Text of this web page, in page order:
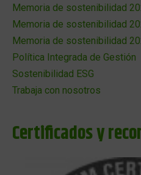
Memoria de sostenibilidad
Memoria de sostenibilidad
Memoria de sostenibilidad
Política Integrada de Gestión
Sostenibilidad ESG
Trabaja con nosotros
Certificados y